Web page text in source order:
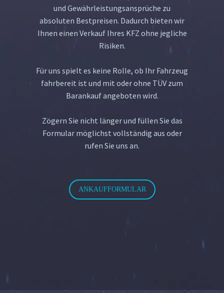
und Gewährleistungsansprüche zu
absoluten Bestpreisen. Dadurch bieten wir
Ihnen einen Verkauf Ihres KFZ ohne jegliche
Risiken.
Für uns spielt es keine Rolle, ob Ihr Fahrzeug
fahrbereit ist und mit oder ohne TÜV zum
Barankauf angeboten wird.
Zögern Sie nicht länger und füllen Sie das
Formular möglichst vollständig aus oder
rufen Sie uns an.
ANKAUFFORMULAR